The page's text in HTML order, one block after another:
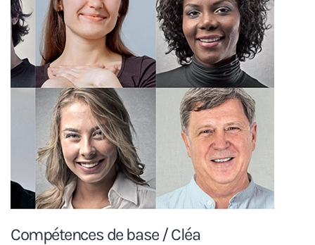
Compétences de base / Cléa